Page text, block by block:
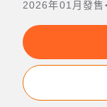
2026年01月發售